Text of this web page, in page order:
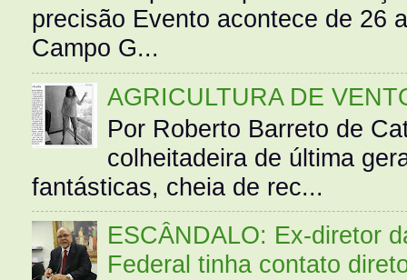
precisão Evento acontece de 26
Campo G...
AGRICULTURA DE
Por Roberto Barreto de
colheitadeira de última
fantásticas, cheia de rec...
ESCÂNDALO: Ex-diretor
Federal tinha contato